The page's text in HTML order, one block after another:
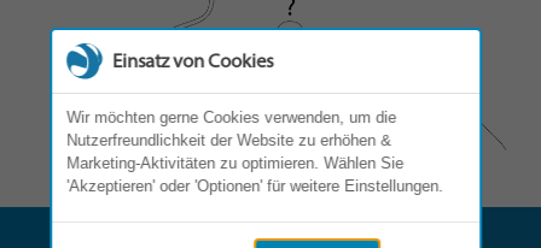
Einsatz von Cookies
Wir möchten gerne Cookies verwenden, um die
Nutzerfreundlichkeit der Website zu erhöhen &
Marketing-Aktivitäten zu optimieren. Wählen Sie
'Akzeptieren' oder 'Optionen' für weitere Einstellungen.